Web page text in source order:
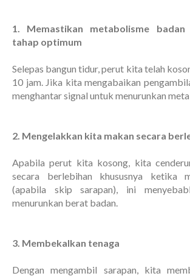
1. Memastikan metabolisme badan
tahap optimum
Selepas bangun tidur, perut kita telah
10 jam. Jika kita mengabaikan
menghantar signal untuk menurunkan
2. Mengelakkan kita makan secara
Apabila perut kita kosong, kita
secara berlebihan khususnya ketika
(apabila skip sarapan), ini
menurunkan berat badan.
3. Membekalkan tenaga
Dengan mengambil sarapan, kita